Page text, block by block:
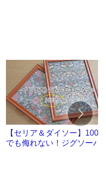
【セリア＆ダイソー】100円
でも侮れない！ジグソーパ